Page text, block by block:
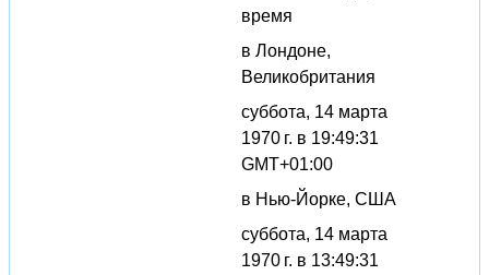
время
в Лондоне,
Великобритания
суббота, 14 марта
1970 г. в 19:49:31
GMT+01:00
в Нью-Йорке, США
суббота, 14 марта
1970 г. в 13:49:31